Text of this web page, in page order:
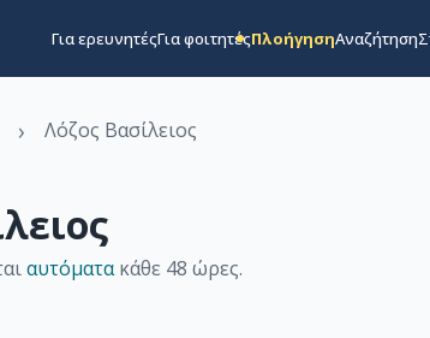
Για ερευνητέςΓια φοιτητέςΠλοήγησηΑναζήτηση
› Λόζος Βασίλειος
αυτόματακάθε 48 ώρες.